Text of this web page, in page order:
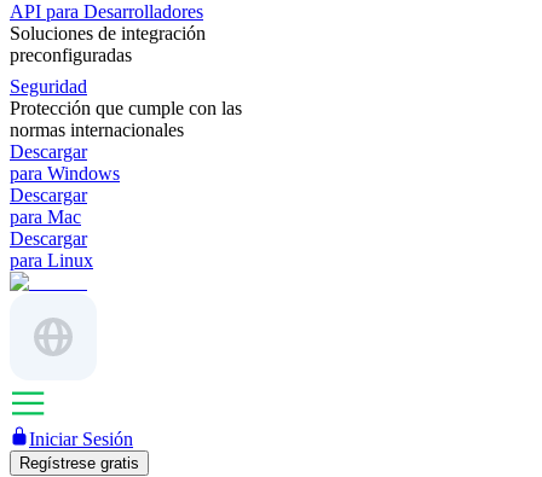
API para Desarrolladores
Soluciones de integración
preconfiguradas
Seguridad
Protección que cumple con las
normas internacionales
Descargar
para Windows
Descargar
para Mac
Descargar
para Linux
Iniciar Sesión
Regístrese gratis